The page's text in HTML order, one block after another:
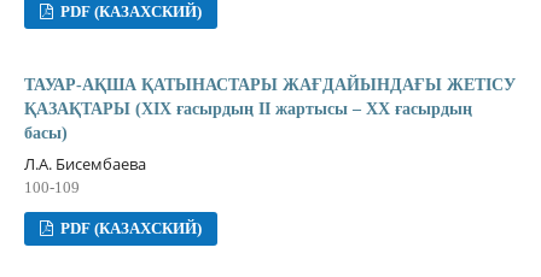
PDF (КАЗАХСКИЙ)
ТАУАР-АҚША ҚАТЫНАСТАРЫ ЖАҒДАЙЫНДАҒЫ ЖЕТІСУ
ҚАЗАҚТАРЫ (ХІХ ғасырдың ІІ жартысы – ХХ ғасырдың
басы)
Л.А. Бисембаева
100-109
PDF (КАЗАХСКИЙ)